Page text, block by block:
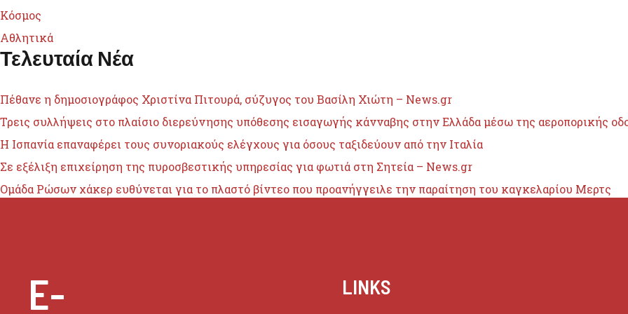
Κόσμος
Αθλητικά
Τελευταία Νέα
Πέθανε η δημοσιογράφος Χριστίνα Πιτουρά, σύζυγος του Βασίλη Χιώτη – News.gr
Τρεις συλλήψεις στο πλαίσιο διερεύνησης υπόθεσης εισαγωγής κάνναβης στην Ελλάδα μέσω της αεροπορικής
H Ισπανία επαναφέρει τους συνοριακούς ελέγχους για όσους ταξιδεύουν από την Ιταλία
Σε εξέλιξη επιχείρηση της πυροσβεστικής υπηρεσίας για φωτιά στη Σητεία – News.gr
Ομάδα Ρώσων χάκερ ευθύνεται για το πλαστό βίντεο που προανήγγειλε την παραίτηση του καγκελαρίου Μερτς
E- LINKS